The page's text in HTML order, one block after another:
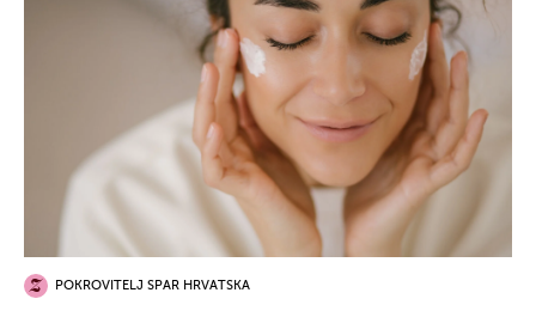
POKROVITELJ SPAR HRVATSKA